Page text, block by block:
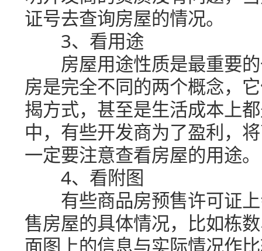
证号去查询房屋的情况。
3、看用途
房屋用途性质是最重要的
房是完全不同的两个概念，
揭方式，甚至是生活成本上
中，有些开发商为了盈利，
一定要注意查看房屋的用途。
4、看附图
有些商品房预售许可证上
售房屋的具体情况，比如栋
面图上的信息与实际情况作